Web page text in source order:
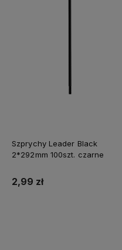
Szprychy Leader Black
2*292mm 100szt. czarne
2,99 zł